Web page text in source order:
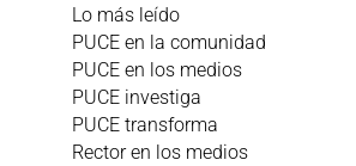
Lo más leído
PUCE en la comunidad
PUCE en los medios
PUCE investiga
PUCE transforma
Rector en los medios